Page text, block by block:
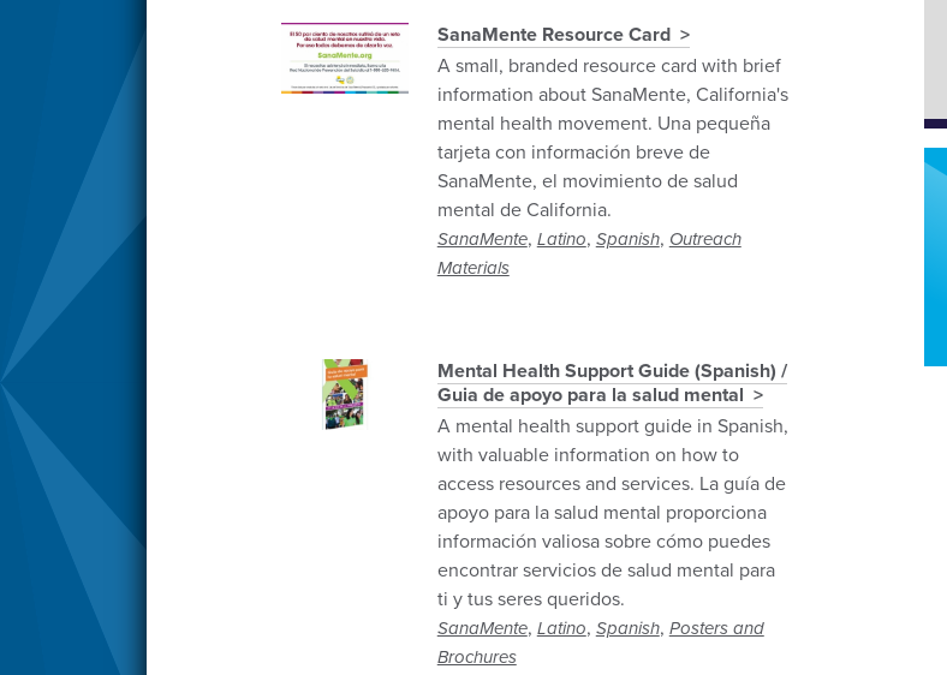
SanaMente Resource Card
A small, branded resource card with brief
information about SanaMente, California's
mental health movement. Una pequeña
tarjeta con información breve de
SanaMente, el movimiento de salud
mental de California.
SanaMente, Latino, Spanish, Outreach
Materials
Mental Health Support Guide (Spanish) /
Guia de apoyo para la salud mental
A mental health support guide in Spanish,
with valuable information on how to
access resources and services. La guía de
apoyo para la salud mental proporciona
información valiosa sobre cómo puedes
encontrar servicios de salud mental para
ti y tus seres queridos.
SanaMente, Latino, Spanish, Posters and
Brochures